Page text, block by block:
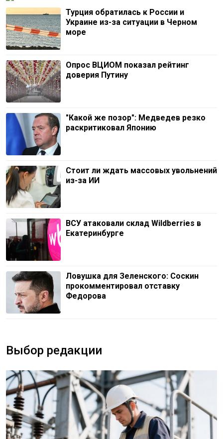
Турция обратилась к России и
Украине из-за ситуации в Черном
море
Опрос ВЦИОМ показал рейтинг
доверия Путину
"Какой же позор": Медведев резко
раскритиковал Японию
Стоит ли ждать массовых увольнений
из-за ИИ
ВСУ атаковали склад Wildberries в
Екатеринбурге
Ловушка для Зеленского: Соскин
прокомментировал отставку
Федорова
Выбор редакции